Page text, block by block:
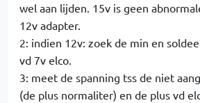
wel aan lijden. 15v is geen
12v adapter.
2: indien 12v: zoek de min en
vd 7v elco.
3: meet de spanning tss de niet
(de plus normaliter) en de plus vd